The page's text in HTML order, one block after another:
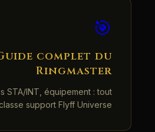
🎯
complet du
Ringmaster
STA/INT, équipement : tout
support Flyff Universe.